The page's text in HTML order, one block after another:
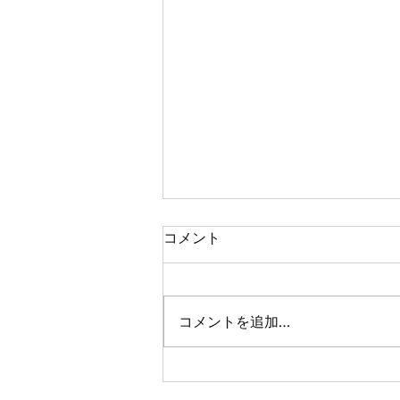
2021.08.30 メッセージ : デボ
ラ 本文はイスラエルの裁き司の
時代に登場するデボラに関するみ
ことばです。彼女を通じて私たち
コメント
コメントを追加…